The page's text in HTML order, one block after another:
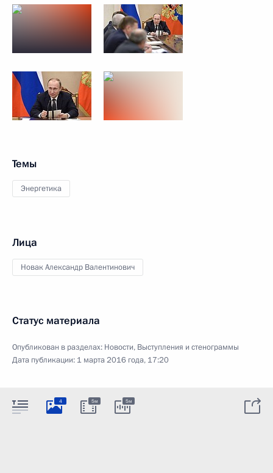
Темы
Энергетика
Лица
Новак Александр Валентинович
Статус материала
Опубликован в разделах: Новости, Выступления и стенограммы
Дата публикации: 1 марта 2016 года, 17:20
4 5м 5м